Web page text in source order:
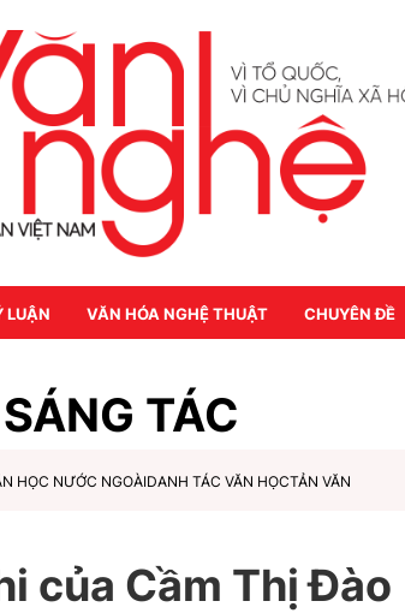
LUẬN VĂN HÓA NGHỆ THUẬT CHUYÊN ĐỀ
SÁNG TÁC
HỌC NƯỚC NGOÀIDANH TÁC VĂN HỌCTẢN VĂN
của Cầm Thị Đào